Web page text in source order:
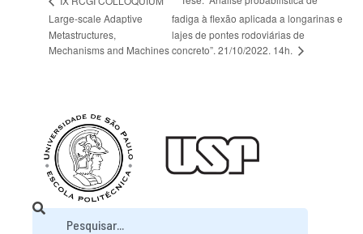
Large-scale Adaptive
Metastructures,
Mechanisms and Machines
fadiga à flexão aplicada a longarinas e
lajes de pontes rodoviárias de
concreto”. 21/10/2022. 14h.